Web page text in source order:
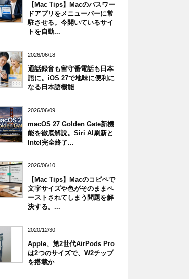
【Mac Tips】Macのパスワー
ドアプリをメニューバーに常
駐させる。今開いているサイ
トを自動...
2026/06/18
通話録音も留守番電話も日本
語に。iOS 27で地味に便利に
なる日本語機能
2026/06/09
macOS 27 Golden Gate新機
能を徹底解説。Siri AI刷新と
Intel完全終了...
2026/06/10
【Mac Tips】Macのコピペで
文字サイズや色がそのままペ
ーストされてしまう問題を解
決する。...
2020/12/30
Apple、第2世代AirPods Pro
は2つのサイズで、W2チップ
を搭載か